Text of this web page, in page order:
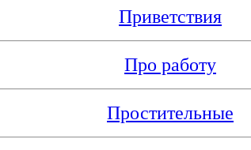
Приветствия
Про работу
Простительные